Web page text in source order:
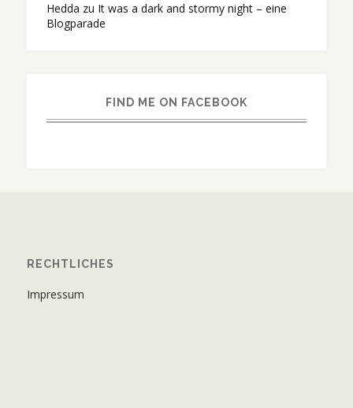
Hedda zu It was a dark and stormy night – eine
Blogparade
FIND ME ON FACEBOOK
RECHTLICHES
Impressum